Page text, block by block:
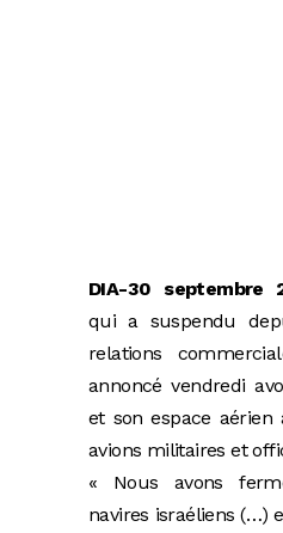
DIA-30 septembre
qui a suspendu
relations
annoncé vendredi
et son espace
avions militaires et
« Nous avons
navires israéliens (…)